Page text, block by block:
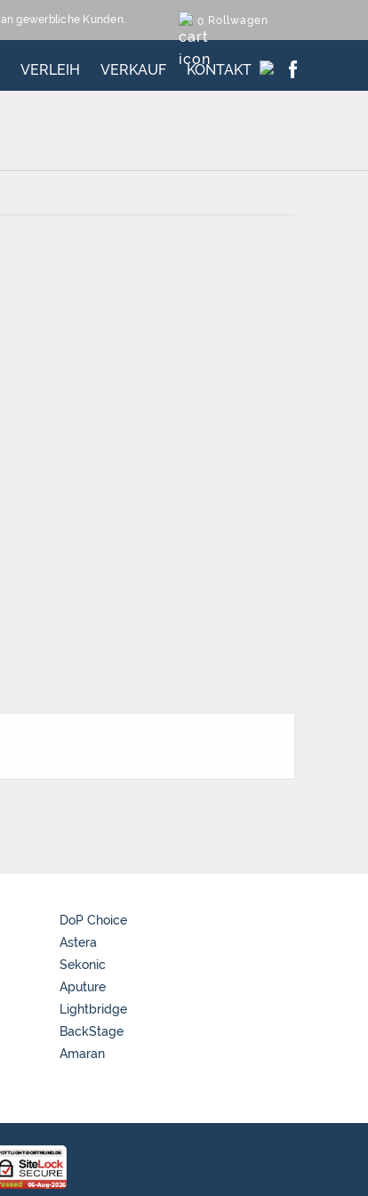
0 Rollwagen
gewerbliche Kunden.
VERLEIH VERKAUF KONTAKT
DoP Choice
Astera
Sekonic
Aputure
Lightbridge
BackStage
Amaran